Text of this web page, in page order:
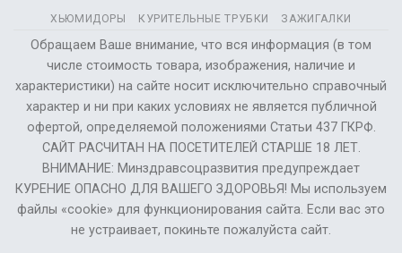
ХЬЮМИДОРЫ КУРИТЕЛЬНЫЕ ТРУБКИ ЗАЖИГАЛКИ
Обращаем Ваше внимание, что вся информация (в том
числе стоимость товара, изображения, наличие и
характеристики) на сайте носит исключительно справочный
характер и ни при каких условиях не является публичной
офертой, определяемой положениями Статьи 437 ГКРФ.
САЙТ РАСЧИТАН НА ПОСЕТИТЕЛЕЙ СТАРШЕ 18 ЛЕТ.
ВНИМАНИЕ: Минздравсоцразвития предупреждает
КУРЕНИЕ ОПАСНО ДЛЯ ВАШЕГО ЗДОРОВЬЯ! Мы используем
файлы «cookie» для функционирования сайта. Если вас это
не устраивает, покиньте пожалуйста сайт.